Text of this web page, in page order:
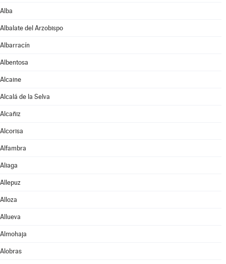
Alba
Albalate del Arzobispo
Albarracín
Albentosa
Alcaine
Alcalá de la Selva
Alcañiz
Alcorisa
Alfambra
Aliaga
Allepuz
Alloza
Allueva
Almohaja
Alobras